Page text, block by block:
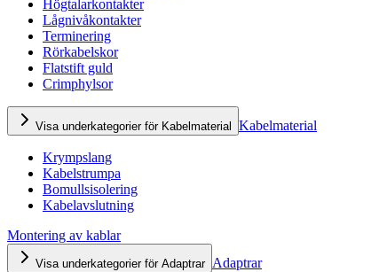
Högtalarkontakter
Lågnivåkontakter
Terminering
Rörkabelskor
Flatstift guld
Crimphylsor
Visa underkategorier för Kabelmaterial Kabelmaterial
Krympslang
Kabelstrumpa
Bomullsisolering
Kabelavslutning
Montering av kablar
Visa underkategorier för Adaptrar Adaptrar